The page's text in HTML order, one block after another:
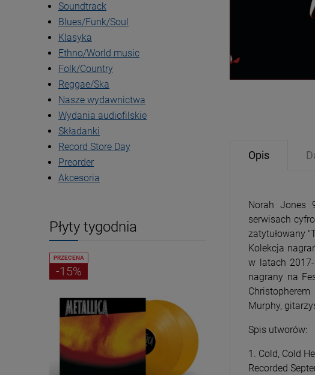
Soundtrack
Blues/Funk/Soul
Klasyka
Ethno/World music
Folk/Country
Reggae/Ska
Nasze wydawnictwa
Wydania audiofilskie
Składanki
Record Store Day
Preorder
Akcesoria
Płyty tygodnia
-15%
PRZECENA
Opis
Norah Jones
serwisach
zatytułowany
Kolekcja
w latach
nagrany na
Murphy,
Spis utworów:
1. Cold, Cold
Recorded